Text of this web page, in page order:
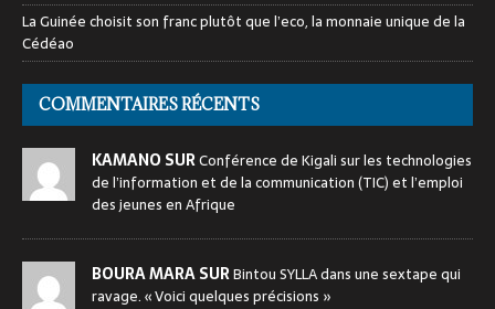
La Guinée choisit son franc plutôt que l’eco, la monnaie unique de la
Cédéao
COMMENTAIRES RÉCENTS
KAMANO SURConférence de Kigali sur les technologies
de l’information et de la communication (TIC) et l’emploi
des jeunes en Afrique
BOURA MARA SURBintou SYLLA dans une sextape qui
ravage. « Voici quelques précisions »